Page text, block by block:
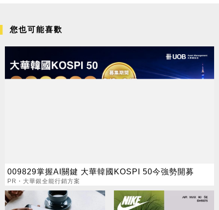
您也可能喜歡
009829掌握AI關鍵 大華韓國KOSPI 50今強勢開募
PR・大華銀全能行銷方案